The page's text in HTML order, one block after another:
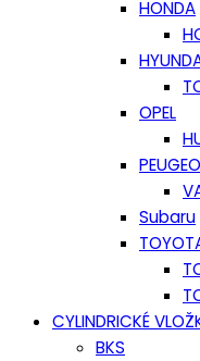
HONDA
OPEL
Subaru
CYLINDRICKÉ
BKS